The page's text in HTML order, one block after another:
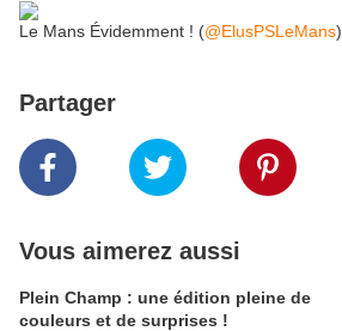
Le Mans Évidemment ! (@ElusPSLeMans)
Partager
Vous aimerez aussi
Plein Champ : une édition pleine de
couleurs et de surprises !